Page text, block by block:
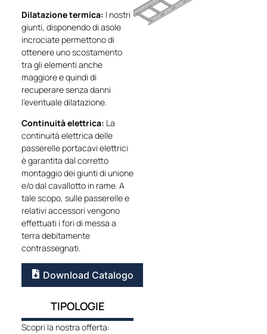
Dilatazione termica: I nostri
giunti, disponendo di asole
incrociate permettono di
ottenere uno scostamento
tra gli elementi anche
maggiore e quindi di
recuperare senza danni
l’eventuale dilatazione.
Continuità elettrica: La
continuità elettrica delle
passerelle portacavi elettrici
è garantita dal corretto
montaggio dei giunti di unione
e/o dal cavallotto in rame. A
tale scopo, sulle passerelle e
relativi accessori vengono
effettuati i fori di messa a
terra debitamente
contrassegnati.
Download Catalogo
TIPOLOGIE
Scopri la nostra offerta: